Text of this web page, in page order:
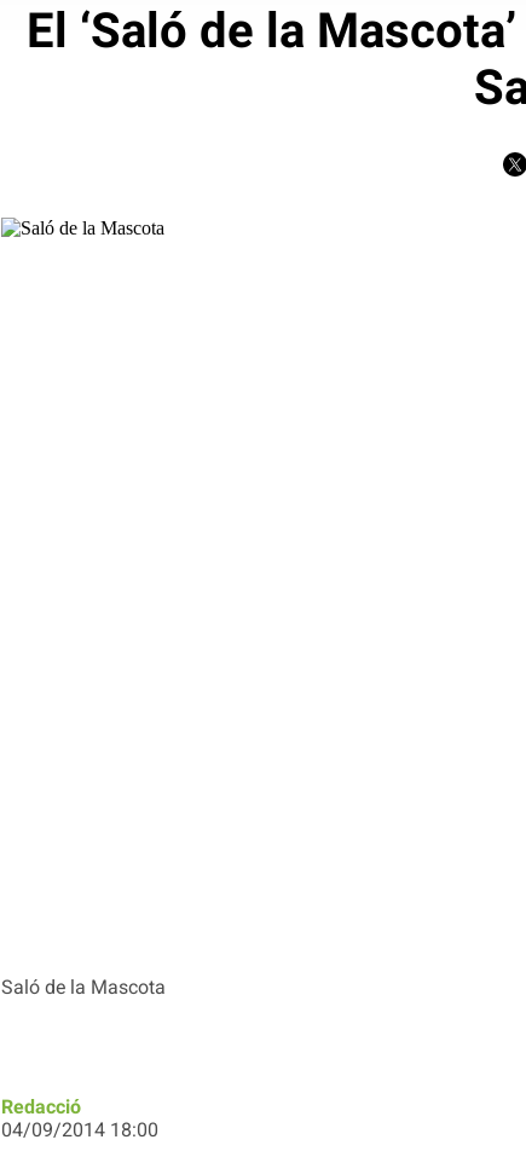
Saló de la Mascota
El ‘Saló de la
Redacció
04/09/2014 18:00